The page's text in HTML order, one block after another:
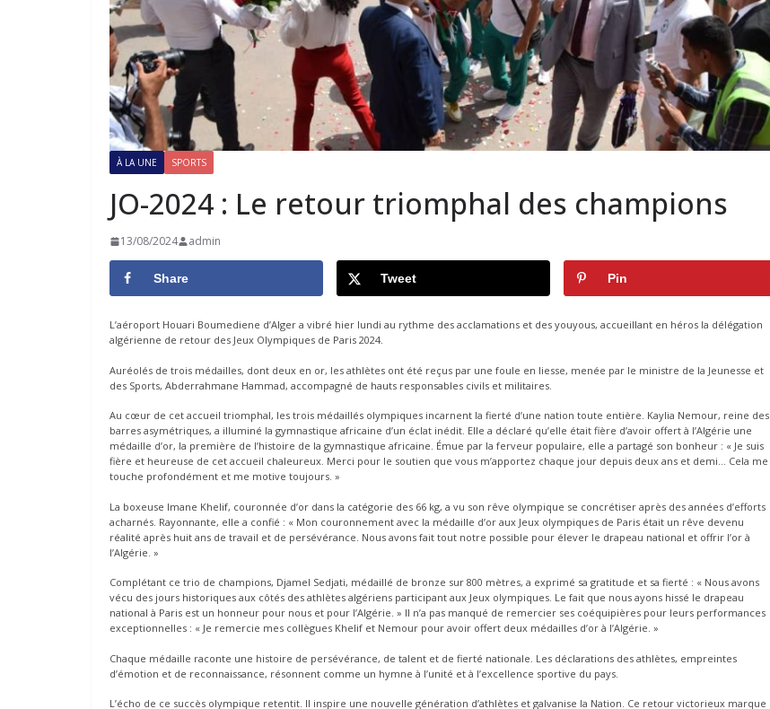
À LA UNE SPORTS
JO-2024 : Le retour triomphal des champions
13/08/2024 admin
Share Tweet Pin
L’aéroport Houari Boumediene d’Alger a vibré hier lundi au rythme des acclamations et des youyous, accueillant en héros la délégation
algérienne de retour des Jeux Olympiques de Paris 2024.
Auréolés de trois médailles, dont deux en or, les athlètes ont été reçus par une foule en liesse, menée par le ministre de la Jeunesse et
des Sports, Abderrahmane Hammad, accompagné de hauts responsables civils et militaires.
Au cœur de cet accueil triomphal, les trois médaillés olympiques incarnent la fierté d’une nation toute entière. Kaylia Nemour, reine des
barres asymétriques, a illuminé la gymnastique africaine d’un éclat inédit. Elle a déclaré qu’elle était fière d’avoir offert à l’Algérie une
médaille d’or, la première de l’histoire de la gymnastique africaine. Émue par la ferveur populaire, elle a partagé son bonheur : « Je suis
fière et heureuse de cet accueil chaleureux. Merci pour le soutien que vous m’apportez chaque jour depuis deux ans et demi… Cela me
touche profondément et me motive toujours. »
La boxeuse Imane Khelif, couronnée d’or dans la catégorie des 66 kg, a vu son rêve olympique se concrétiser après des années d’efforts
acharnés. Rayonnante, elle a confié : « Mon couronnement avec la médaille d’or aux Jeux olympiques de Paris était un rêve devenu
réalité après huit ans de travail et de persévérance. Nous avons fait tout notre possible pour élever le drapeau national et offrir l’or à
l’Algérie. »
Complétant ce trio de champions, Djamel Sedjati, médaillé de bronze sur 800 mètres, a exprimé sa gratitude et sa fierté : « Nous avons
vécu des jours historiques aux côtés des athlètes algériens participant aux Jeux olympiques. Le fait que nous ayons hissé le drapeau
national à Paris est un honneur pour nous et pour l’Algérie. » Il n’a pas manqué de remercier ses coéquipières pour leurs performances
exceptionnelles : « Je remercie mes collègues Khelif et Nemour pour avoir offert deux médailles d’or à l’Algérie. »
Chaque médaille raconte une histoire de persévérance, de talent et de fierté nationale. Les déclarations des athlètes, empreintes
d’émotion et de reconnaissance, résonnent comme un hymne à l’unité et à l’excellence sportive du pays.
L’écho de ce succès olympique retentit. Il inspire une nouvelle génération d’athlètes et galvanise la Nation. Ce retour victorieux marque